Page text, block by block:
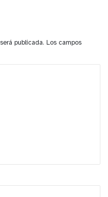
publicada. Los campos